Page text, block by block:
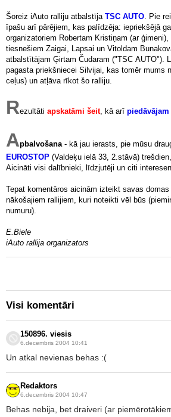
Šoreiz iAuto ralliju atbalstīja TSC AUTO. Pie
īpašu arī pārējiem, kas palīdzēja: iepriekšējā
organizatoriem Robertam Kristiņam (ar
tiesnešiem Zaigai, Lapsai un Vitoldam Bunakovam (ar Ņivu), kā arī rallija
atbalstītājam Ģirtam Čudaram ("TSC AUTO").
pagasta priekšniecei Silvijai, kas tomēr mums
ceļus) un atļāva rīkot šo ralliju.
Rezultāti apskatāmi šeit, kā arī
Apbalvošana- kā jau ierasts, pie mūsu
EUROSTOP (Valdeķu ielā 33, 2.stāvā) trešdien,
Aicināti visi dalībnieki, līdzjutēji un citi
Tepat komentāros aicinām izteikt savas
nākošajiem rallijiem, kuri noteikti vēl būs
numuru).
E.Biele
iAuto rallija organizators
Visi komentāri
150896. viesis
6.decembris 2004 10:41
Un atkal nevienas behas :(
Redaktors
6.decembris 2004 10:47
Behas nebija, bet draiveri (ar